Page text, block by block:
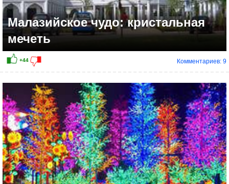
Малазийское чудо: кристальная
мечеть
Комментариев: 9